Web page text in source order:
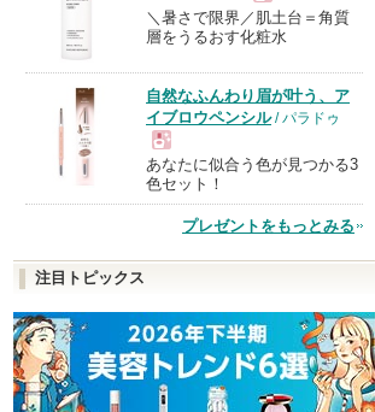
現
品
＼暑さで限界／肌土台＝角質
層をうるおす化粧水
自然なふんわり眉が叶う、ア
イブロウペンシル/ パラドゥ
現
あなたに似合う色が見つかる3
色セット！
プレゼントをもっとみる
注目トピックス